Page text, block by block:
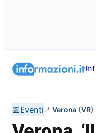
📅Eventi 📍 Verona (VR)·